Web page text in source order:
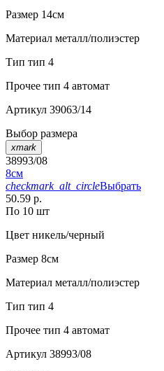
Размер 14см
Материал металл/полиэстер
Тип тип 4
Прочее тип 4 автомат
Артикул 39063/14
Выбор размера
xmark
38993/08
8см
checkmark_alt_circleВыбрать
50.59 р.
По 10 шт
Цвет никель/черный
Размер 8см
Материал металл/полиэстер
Тип тип 4
Прочее тип 4 автомат
Артикул 38993/08